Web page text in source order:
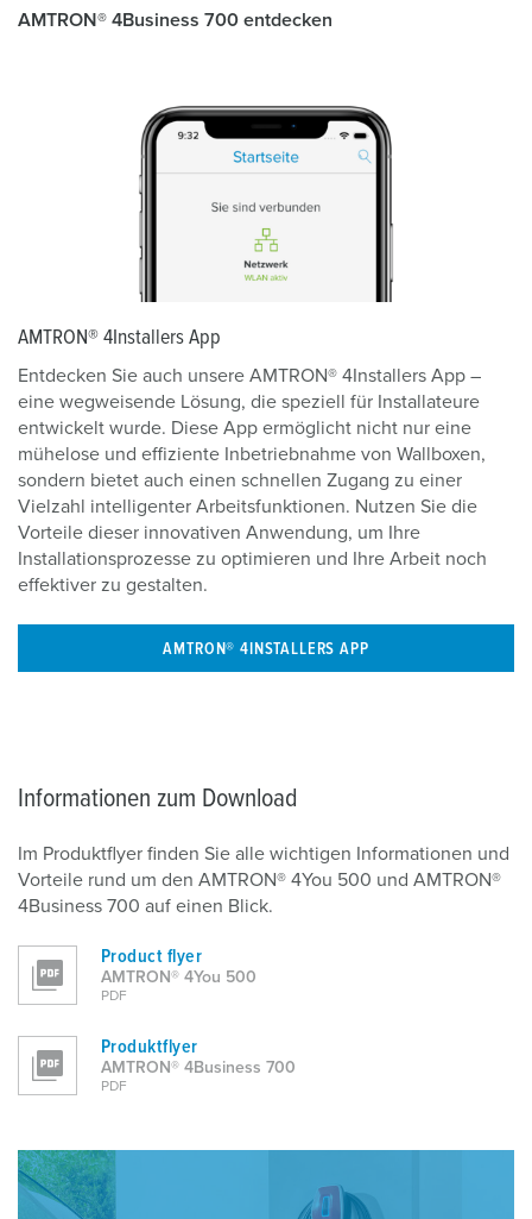
AMTRON® 4Business 700 entdecken
AMTRON® 4Installers App
Entdecken Sie auch unsere AMTRON® 4Installers App –
eine wegweisende Lösung, die speziell für Installateure
entwickelt wurde. Diese App ermöglicht nicht nur eine
mühelose und effiziente Inbetriebnahme von Wallboxen,
sondern bietet auch einen schnellen Zugang zu einer
Vielzahl intelligenter Arbeitsfunktionen. Nutzen Sie die
Vorteile dieser innovativen Anwendung, um Ihre
Installationsprozesse zu optimieren und Ihre Arbeit noch
effektiver zu gestalten.
AMTRON® 4INSTALLERS APP
Informationen zum Download
Im Produktflyer finden Sie alle wichtigen Informationen und
Vorteile rund um den AMTRON® 4You 500 und AMTRON®
4Business 700 auf einen Blick.
Product flyer
AMTRON® 4You 500
PDF
Produktflyer
AMTRON® 4Business 700
PDF